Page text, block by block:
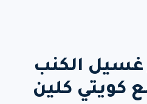
غسيل الكنب
كويتي كلين